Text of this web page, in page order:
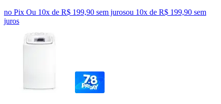
no Pix Ou 10x de R$ 199,90 sem jurosou 10x de R$ 199,90 sem
juros